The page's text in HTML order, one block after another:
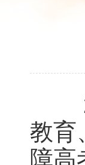
教育
障高